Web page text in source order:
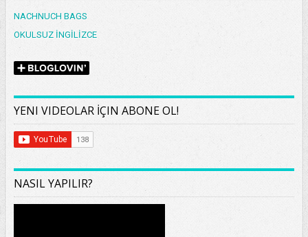
NACHNUCH BAGS
OKULSUZ İNGİLİZCE
YENI VIDEOLAR İÇIN ABONE OL!
NASIL YAPILIR?